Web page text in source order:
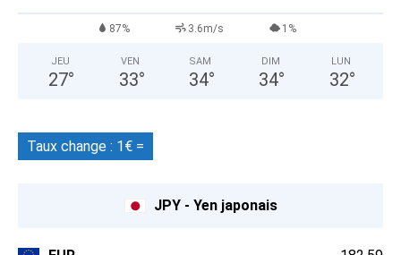
87% 3.6m/s 1%
JEU
27°
VEN
33°
SAM
34°
DIM
34°
LUN
32°
Taux change : 1€ =
JPY - Yen japonais